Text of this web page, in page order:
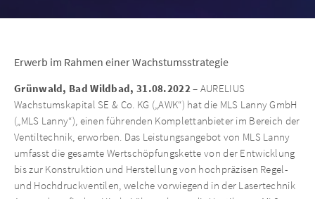
Erwerb im Rahmen einer Wachstumsstrategie
Grünwald, Bad Wildbad, 31.08.2022– AURELIUS
Wachstumskapital SE & Co. KG („AWK“) hat die MLS Lanny GmbH
(„MLS Lanny“), einen führenden Komplettanbieter im Bereich der
Ventiltechnik, erworben. Das Leistungsangebot von MLS Lanny
umfasst die gesamte Wertschöpfungskette von der Entwicklung
bis zur Konstruktion und Herstellung von hochpräzisen Regel-
und Hochdruckventilen, welche vorwiegend in der Lasertechnik